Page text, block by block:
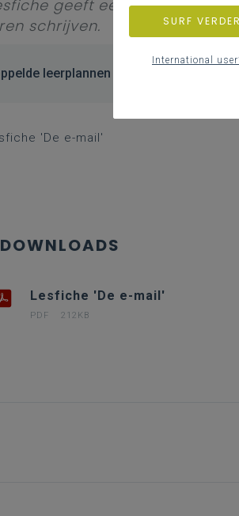
geeft een aanzet voor
schrijven.
leerplannen
'De e-mail'
DOWNLOADS
Lesfiche 'De e-mail'
PDF 212KB
SURF
International